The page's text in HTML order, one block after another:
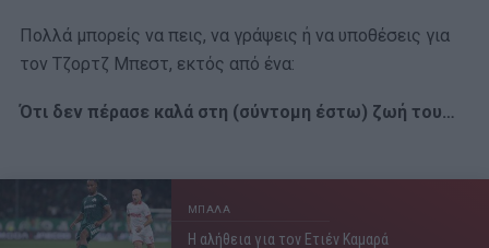
Πολλά μπορείς να πεις, να γράψεις ή να υποθέσεις για
τον Τζορτζ Μπεστ, εκτός από ένα:
Ότι δεν πέρασε καλά στη (σύντομη έστω) ζωή του…
ΜΠΑΛΑ
Η αλήθεια για τον Ετιέν Καμαρά